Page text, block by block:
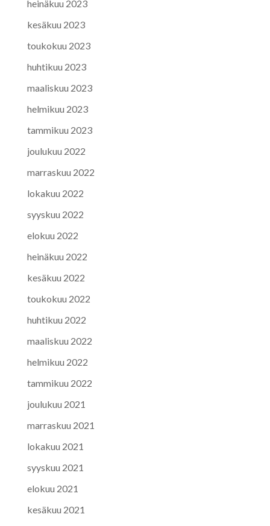
heinäkuu 2023
kesäkuu 2023
toukokuu 2023
huhtikuu 2023
maaliskuu 2023
helmikuu 2023
tammikuu 2023
joulukuu 2022
marraskuu 2022
lokakuu 2022
syyskuu 2022
elokuu 2022
heinäkuu 2022
kesäkuu 2022
toukokuu 2022
huhtikuu 2022
maaliskuu 2022
helmikuu 2022
tammikuu 2022
joulukuu 2021
marraskuu 2021
lokakuu 2021
syyskuu 2021
elokuu 2021
kesäkuu 2021